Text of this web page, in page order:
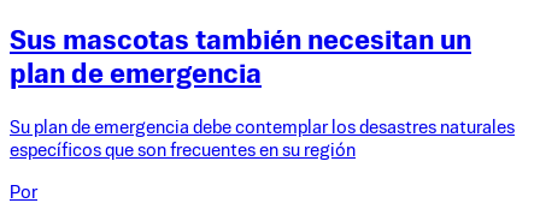
Sus mascotas también necesitan un
plan de emergencia
Su plan de emergencia debe contemplar los desastres naturales
específicos que son frecuentes en su región
Por